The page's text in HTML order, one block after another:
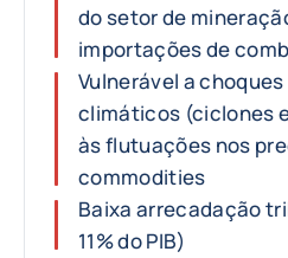
do setor de
importações de
Vulnerável a
climáticos (ciclones
às flutuações nos
commodities
Baixa arrecadação
11% do PIB)